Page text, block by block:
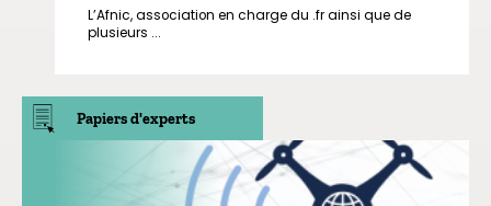
L’Afnic, association en charge du .fr ainsi que de
plusieurs ...
Papiers d'experts